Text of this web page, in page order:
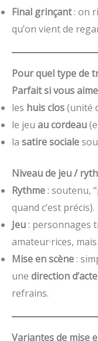
Final grinçant: on
qu’on vient de
Pour quel type de
Parfait si vous
les huis clos(unité
le jeu au cordeau
la satire sociale
Niveau de jeu /
Rythme : soutenu,
quand c’est précis).
Jeu : personnages
amateur·rices,
Mise en scène :
une direction
refrains.
Variantes de mise